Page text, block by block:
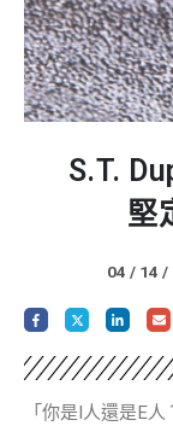
S.T.
堅
04 / 14 /
「你是I人還是E